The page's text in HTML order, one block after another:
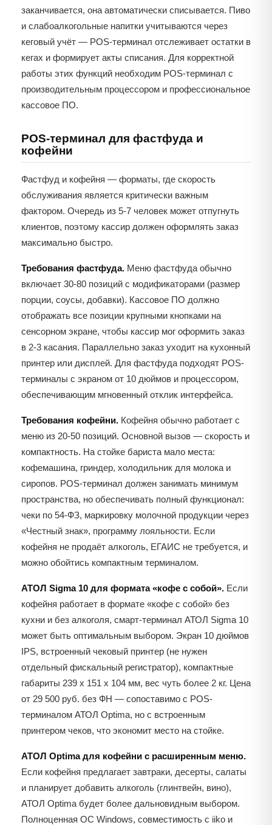
заканчивается, она автоматически списывается. Пиво
и слабоалкогольные напитки учитываются через
кеговый учёт — POS-терминал отслеживает остатки в
кегах и формирует акты списания. Для корректной
работы этих функций необходим POS-терминал с
производительным процессором и профессиональное
кассовое ПО.
POS-терминал для фастфуда и
кофейни
Фастфуд и кофейня — форматы, где скорость
обслуживания является критически важным
фактором. Очередь из 5-7 человек может отпугнуть
клиентов, поэтому кассир должен оформлять заказ
максимально быстро.
Требования фастфуда. Меню фастфуда обычно
включает 30-80 позиций с модификаторами (размер
порции, соусы, добавки). Кассовое ПО должно
отображать все позиции крупными кнопками на
сенсорном экране, чтобы кассир мог оформить заказ
в 2-3 касания. Параллельно заказ уходит на кухонный
принтер или дисплей. Для фастфуда подходят POS-
терминалы с экраном от 10 дюймов и процессором,
обеспечивающим мгновенный отклик интерфейса.
Требования кофейни. Кофейня обычно работает с
меню из 20-50 позиций. Основной вызов — скорость и
компактность. На стойке бариста мало места:
кофемашина, гриндер, холодильник для молока и
сиропов. POS-терминал должен занимать минимум
пространства, но обеспечивать полный функционал:
чеки по 54-ФЗ, маркировку молочной продукции через
«Честный знак», программу лояльности. Если
кофейня не продаёт алкоголь, ЕГАИС не требуется, и
можно обойтись компактным терминалом.
АТОЛ Sigma 10 для формата «кофе с собой». Если
кофейня работает в формате «кофе с собой» без
кухни и без алкоголя, смарт-терминал АТОЛ Sigma 10
может быть оптимальным выбором. Экран 10 дюймов
IPS, встроенный чековый принтер (не нужен
отдельный фискальный регистратор), компактные
габариты 239 x 151 x 104 мм, вес чуть более 2 кг. Цена
от 29 500 руб. без ФН — сопоставимо с POS-
терминалом АТОЛ Optima, но с встроенным
принтером чеков, что экономит место на стойке.
АТОЛ Optima для кофейни с расширенным меню.
Если кофейня предлагает завтраки, десерты, салаты
и планирует добавить алкоголь (глинтвейн, вино),
АТОЛ Optima будет более дальновидным выбором.
Полноценная ОС Windows, совместимость с iiko и